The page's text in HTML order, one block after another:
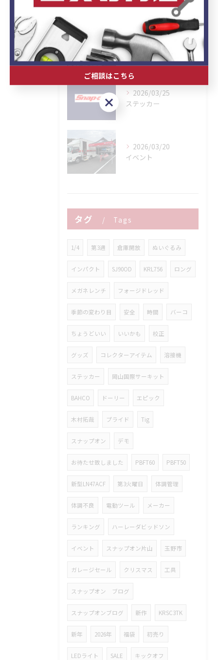
2026/04/30
GWガレージセール
2026/03/25
ステッカー
2026/03/20
イベント
タグ Tags
1/4 第3週 倉庫開放 ぬいぐるみ
インパクト SJ90OD KRL756 ロング
メガネレンチ フォージドレッド
季節の変わり目 安全 時間 バーコ
ちょうどいい いいかも 校正
グッズ コレクターアイテム 溶接機
ステッカー 岡山国際サーキット
BAHCO ドーリー エピック
木村拓哉 プライド Tig
スナップオン デモ
お待たせ致しました PBFT60 PBFT50
新型LN47ACF 第3火曜日 体調管理
体調不良 電動ツール メーカー
ランキング ハーレーダビッドソン
イベント スナップオン片山 玉野市
ガレージセール クリスマス 工具
スナップオン ブログ
スナップオンブログ 新作 KRSC3TK
新年 2026年 福袋 初売り
LEDライト SALE キックオフ
ご相談はこちら
ご相談はこちら